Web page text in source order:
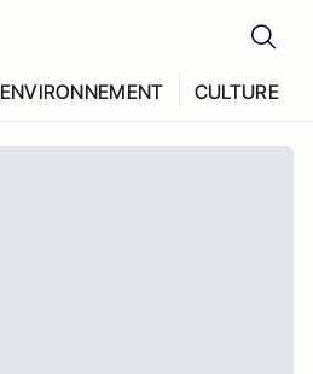
ENVIRONNEMENT CULTURE